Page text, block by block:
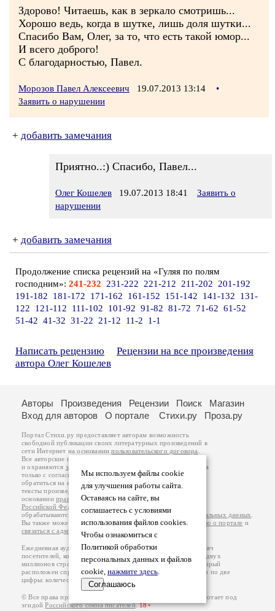
Здорово! Читаешь, как в зеркало смотришь...
Хорошо ведь, когда в шутке, лишь доля шутки...
Спасибо Вам, Олег, за то, что есть такой юмор...
И всего доброго!
С благодарностью, Павел.
Морозов Павел Алексеевич 19.07.2013 13:14
•
Заявить о нарушении
+ добавить замечания
Приятно..:) Спасибо, Павел...
Олег Кошелев 19.07.2013 18:41
Заявить о
нарушении
+ добавить замечания
Продолжение списка рецензий на «Гуляя по полям
господним»: 241-232 231-222 221-212 211-202
201-192
191-182
181-172 171-162 161-152 151-142 141-132
131-
122
121-112 111-102 101-92 91-82 81-72 71-62 61-52
51-42 41-32 31-22 21-12 11-2 1-1
Написать рецензию
Рецензии на все произведения
автора Олег Кошелев
Мы используем файлы cookie
для улучшения работы сайта.
Оставаясь на сайте, вы
соглашаетесь с условиями
использования файлов cookies.
Чтобы ознакомиться с
Политикой обработки
персональных данных и файлов
cookie, нажмите здесь.
Соглашаюсь
Авторы Произведения Рецензии Поиск
Магазин
Вход для авторов
О портале Стихи.ру Проза.ру
Портал Стихи.ру предоставляет авторам возможность
свободной публикации своих литературных произведений в
сети Интернет на основаниипользовательского договора
Все авторские права на произведения принадлежат авторам
и охраняются законом
. Перепечатка произведений возможна
только с согласия его автора, к которому вы можете
обратиться на его авторской странице. Ответственность за
тексты произведений авторы несут самостоятельно на
основанииправил публикацииизаконодательства
Российской Федерации
обрабатываются на основанииПолитики обработки персональных данных
Вы также можете посмотреть более подробнуюинформацию о портале и
связаться с администрацией
Ежедневная аудитория портала Стихи.ру – порядка 200 тысяч
посетителей, которые в общей сумме просматривают более двух
миллионов страниц по данным счетчика посещаемости, который
расположен справа от этого текста. В каждой графе указано по две
цифры: количество просмотров и количество посетителей.
© Все права принадлежат авторам, 2000-2026. Портал работает под
эгидойРоссийского союза писателей.18+